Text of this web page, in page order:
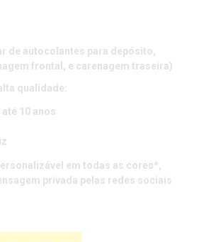
de autocolantes para depósito,
frontal, e carenagem traseira)
qualidade:
10 anos
em todas as cores*,
privada pelas redes sociais